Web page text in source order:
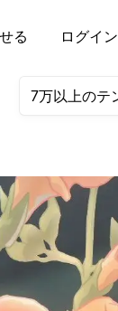
る ログイン